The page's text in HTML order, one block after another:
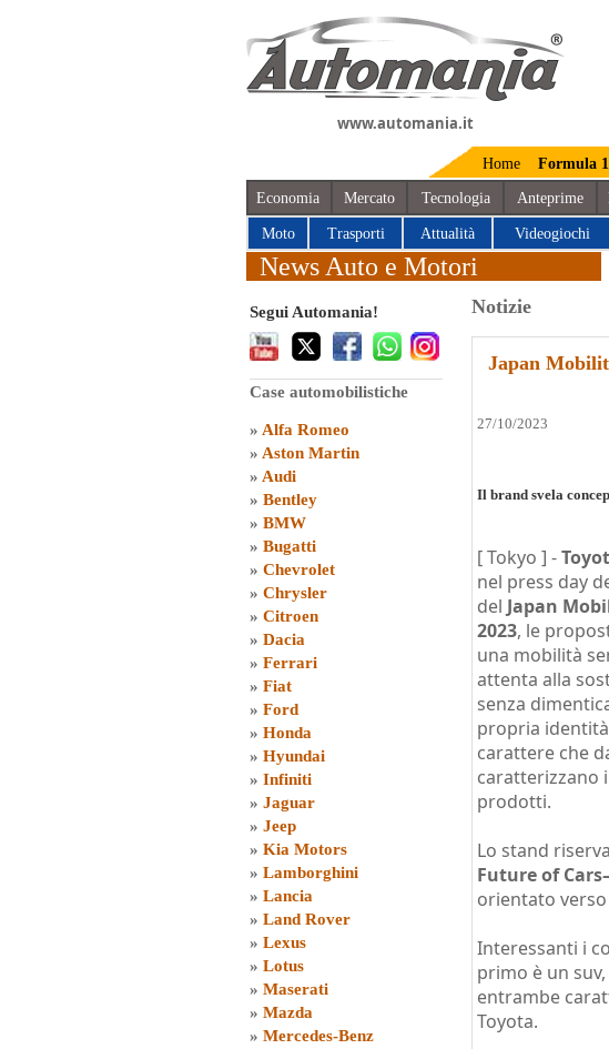
www.automania.it
Home Formula 1
Economia Mercato Tecnologia Anteprime
Moto Trasporti Attualità Videogiochi
News Auto e Motori
Segui Automania!
Case automobilistiche
» Alfa Romeo
» Aston Martin
» Audi
» Bentley
» BMW
» Bugatti
» Chevrolet
» Chrysler
» Citroen
» Dacia
» Ferrari
» Fiat
» Ford
» Honda
» Hyundai
» Infiniti
» Jaguar
» Jeep
» Kia Motors
» Lamborghini
» Lancia
» Land Rover
» Lexus
» Lotus
» Maserati
» Mazda
» Mercedes-Benz
Notizie
Japan
27/10/2023
Il brand svela
[ Tokyo ] -
nel press day
del Japan
2023, le
una mobilità
attenta alla
senza
propria
carattere che
caratterizzano
prodotti.
Lo stand
Future of
orientato
Interessanti i
primo è un
entrambe
Toyota.